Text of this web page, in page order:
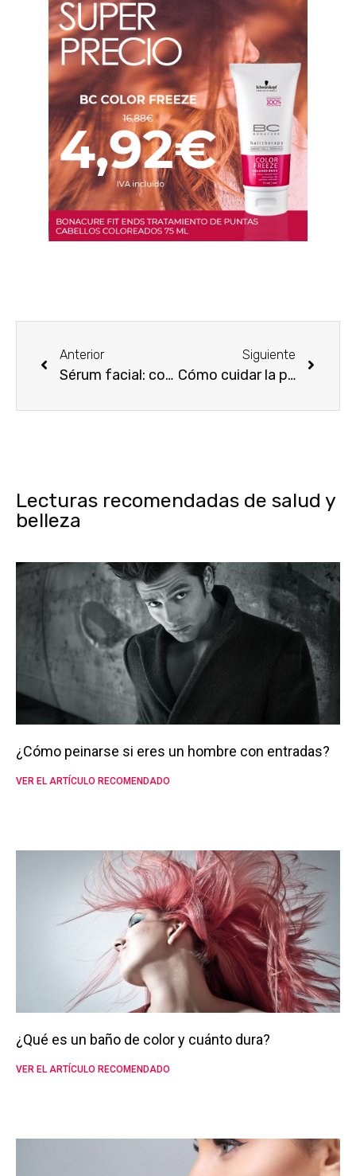
Anterior
Sérum facial: concentrados de belleza con olor a perfume
Siguiente
Cómo cuidar la piel después de la depilación
Lecturas recomendadas de salud y
belleza
¿Cómo peinarse si eres un hombre con entradas?
VER EL ARTÍCULO RECOMENDADO
¿Qué es un baño de color y cuánto dura?
VER EL ARTÍCULO RECOMENDADO